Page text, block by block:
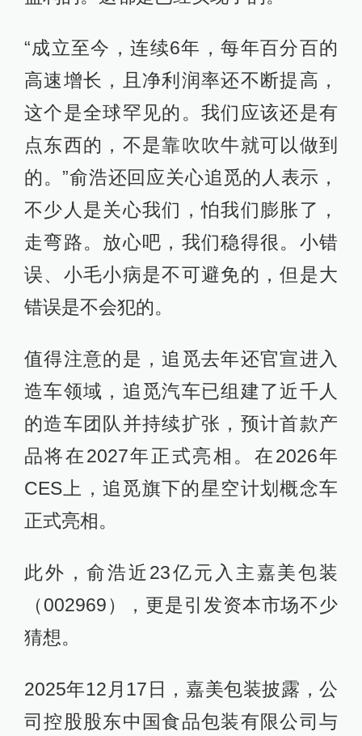
“成立至今，连续6年，每年百分百的
高速增长，且净利润率还不断提高，
这个是全球罕见的。我们应该还是有
点东西的，不是靠吹吹牛就可以做到
的。”俞浩还回应关心追觅的人表示，
不少人是关心我们，怕我们膨胀了，
走弯路。放心吧，我们稳得很。小错
误、小毛小病是不可避免的，但是大
错误是不会犯的。
值得注意的是，追觅去年还官宣进入
造车领域，追觅汽车已组建了近千人
的造车团队并持续扩张，预计首款产
品将在2027年正式亮相。在2026年
CES上，追觅旗下的星空计划概念车
正式亮相。
此外，俞浩近23亿元入主嘉美包装
（002969），更是引发资本市场不少
猜想。
2025年12月17日，嘉美包装披露，公
司控股股东中国食品包装有限公司与